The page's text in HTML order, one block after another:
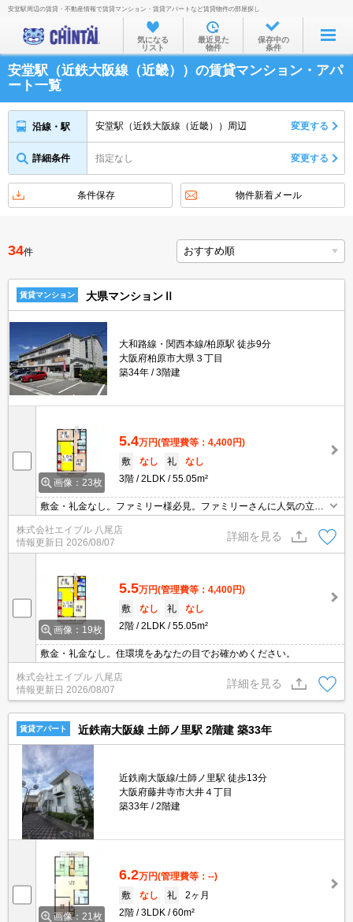
お部屋を探す
沿線・駅から
住所から
家賃相場から
不動産会社から
安堂駅周辺の賃貸・不動産情報で賃貸マンション・賃貸アパートなど賃貸物件の部屋探し
気になる
リスト
最近見た
物件
保存中の
条件
安堂駅（近鉄大阪線（近畿））の賃貸マンション・アパ
ート一覧
沿線・駅 安堂駅（近鉄大阪線（近畿））周辺 変更する
詳細条件 指定なし 変更する
条件保存 物件新着メール
34件
賃貸マンション 大県マンションⅡ
大和路線・関西本線/柏原駅 徒歩9分
大阪府柏原市大県３丁目
築34年
3階建
画像：23枚
5.4万円(管理費等：4,400円)
敷
なし 礼
なし
3階
2LDK 55.05m²
敷金・礼金なし。ファミリー様必見。ファミリーさんに人気の立地
ですよ。あなたの新生活を応援します。住環境をあなたの目でお確
かめください。ぜひお問合せください。
株式会社エイブル 八尾店
情報更新日 2026/08/07
詳細を見る
画像：19枚
5.5万円(管理費等：4,400円)
敷
なし 礼
なし
2階
2LDK 55.05m²
敷金・礼金なし。住環境をあなたの目でお確かめください。
株式会社エイブル 八尾店
情報更新日 2026/08/07
詳細を見る
賃貸アパート 近鉄南大阪線 土師ノ里駅 2階建 築33年
近鉄南大阪線/土師ノ里駅 徒歩13分
大阪府藤井寺市大井４丁目
築33年
2階建
画像：21枚
6.2万円(管理費等：--)
敷
なし 礼
2ヶ月
2階
3LDK 60m²